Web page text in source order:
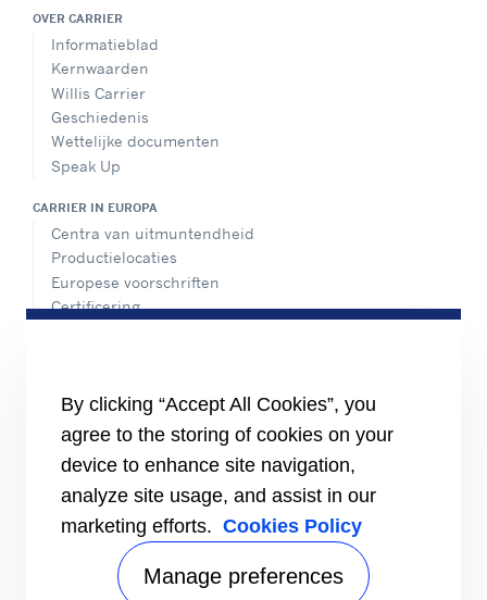
OVER CARRIER
Informatieblad
Kernwaarden
Willis Carrier
Geschiedenis
Wettelijke documenten
Speak Up
CARRIER IN EUROPA
Centra van uitmuntendheid
Productielocaties
Europese voorschriften
Certificering
BRONNEN
Brochures
Video's
INFORMATIE VOOR
Leveranciers
Investeerders
By clicking “Accept All Cookies”, you
agree to the storing of cookies on your
device to enhance site navigation,
analyze site usage, and assist in our
marketing efforts. Cookies Policy
Manage preferences